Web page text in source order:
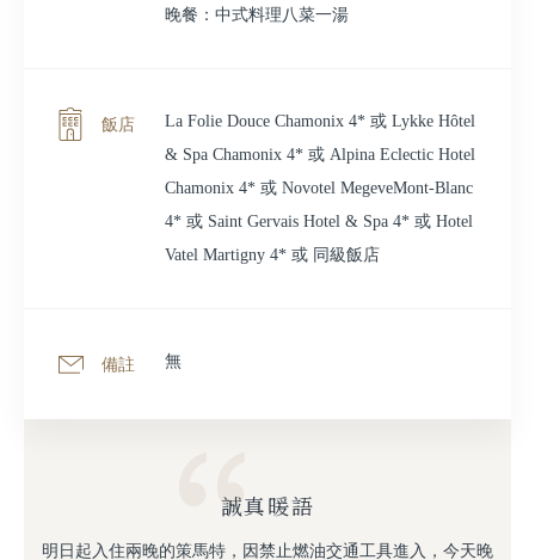
晚餐：中式料理八菜一湯
飯店
La Folie Douce Chamonix 4* 或 Lykke Hôtel
& Spa Chamonix 4* 或 Alpina Eclectic Hotel
Chamonix 4* 或 Novotel MegeveMont-Blanc
4* 或 Saint Gervais Hotel & Spa 4* 或 Hotel
Vatel Martigny 4* 或 同級飯店
備註 無
誠真暖語
明日起入住兩晚的策馬特，因禁止燃油交通工具進入，今天晚